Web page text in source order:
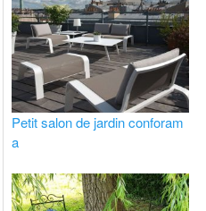
Petit salon de jardin conforam
a